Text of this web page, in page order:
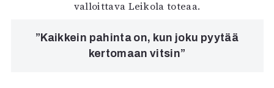
valloittava Leikola toteaa.
”Kaikkein pahinta on, kun joku pyytää
kertomaan vitsin”